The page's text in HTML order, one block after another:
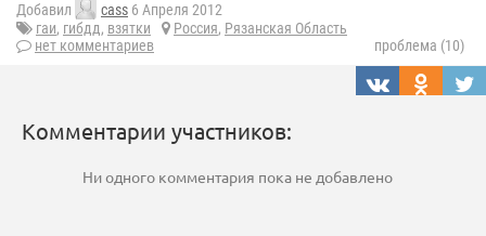
Добавил cass 6 Апреля 2012
гаи, гибдд, взятки Россия, Рязанская Область
нет комментариев
проблема (10)
Комментарии участников:
Ни одного комментария пока не добавлено